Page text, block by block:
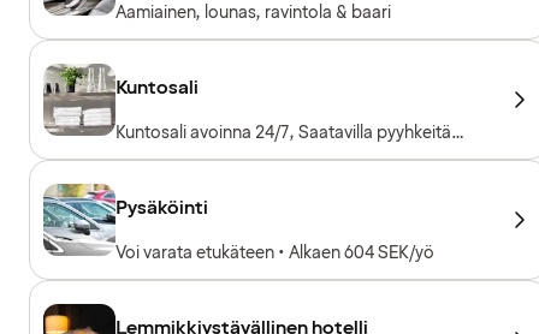
Aamiainen, lounas, ravintola & baari
Kuntosali
Kuntosali avoinna 24/7, Saatavilla pyyhkeitä
lainaksi, Kuntosalilaitteet, Kardiolaitteet,
Pysäköinti
Voi varata etukäteen • Alkaen 604 SEK/yö
Lemmikkiystävällinen hotelli